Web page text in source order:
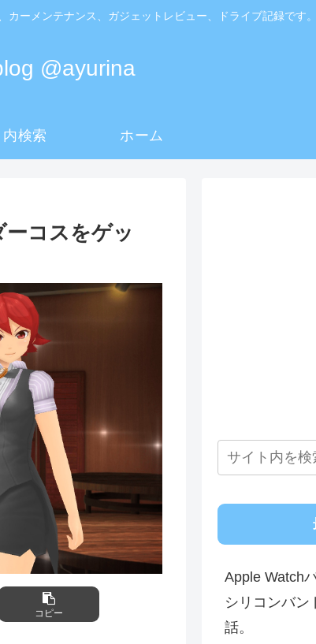
ーメンテナンス、ガジェットレビュー、ドライブ記録です。
@ayurina
検索 ホーム
コスをゲッ
コピー
Apple Watch
シリコンバン
話。